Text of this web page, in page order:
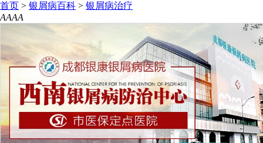
首页 > 银屑病百科 > 银屑病治疗
AAAA